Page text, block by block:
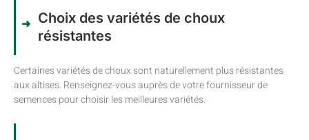
Choix des variétés de choux
résistantes
Certaines variétés de choux sont naturellement plus résistantes
aux altises. Renseignez-vous auprès de votre fournisseur de
semences pour choisir les meilleures variétés.